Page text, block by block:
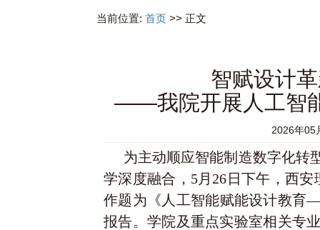
当前位置: 首页 >> 正文
智赋设计
——我院开展人工智
2026年05
为主动顺应智能制造数字化转
学深度融合，5月26日下午，西
作题为《人工智能赋能设计教育
报告。学院及重点实验室相关专